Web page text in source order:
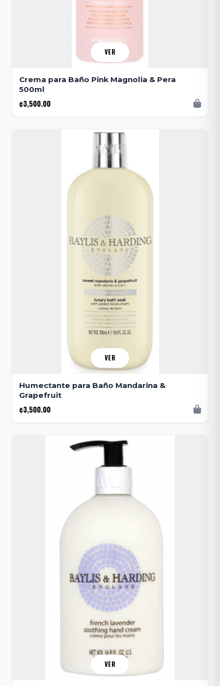
VER
Crema para Baño Pink Magnolia & Pera
500ml
¢3,500.00
VER
Humectante para Baño Mandarina &
Grapefruit
¢3,500.00
VER